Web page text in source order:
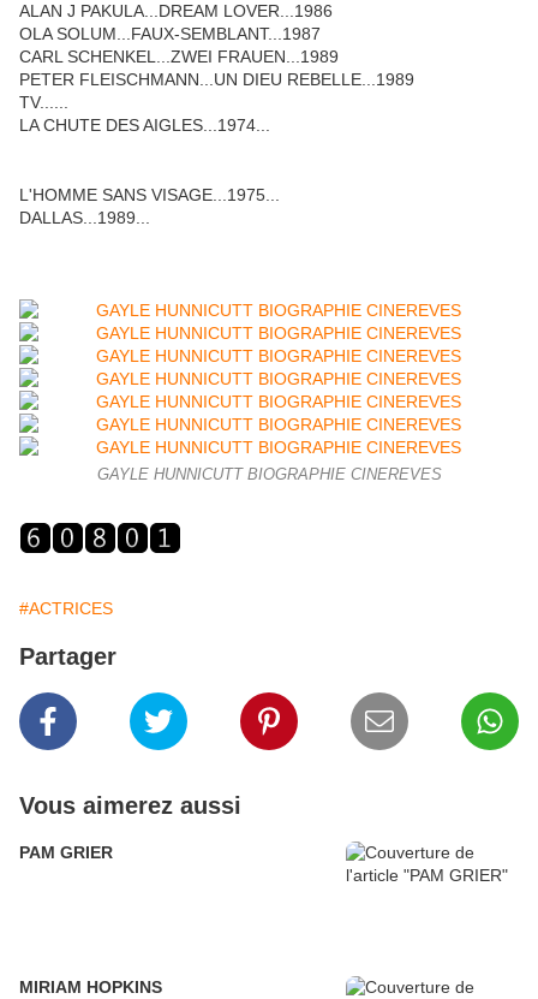
ALAN J PAKULA...DREAM LOVER...1986
OLA SOLUM...FAUX-SEMBLANT...1987
CARL SCHENKEL...ZWEI FRAUEN...1989
PETER FLEISCHMANN...UN DIEU REBELLE...1989
TV......
LA CHUTE DES AIGLES...1974...
L'HOMME SANS VISAGE...1975...
DALLAS...1989...
GAYLE HUNNICUTT BIOGRAPHIE CINEREVES
#ACTRICES
Partager
Vous aimerez aussi
PAM GRIER
MIRIAM HOPKINS